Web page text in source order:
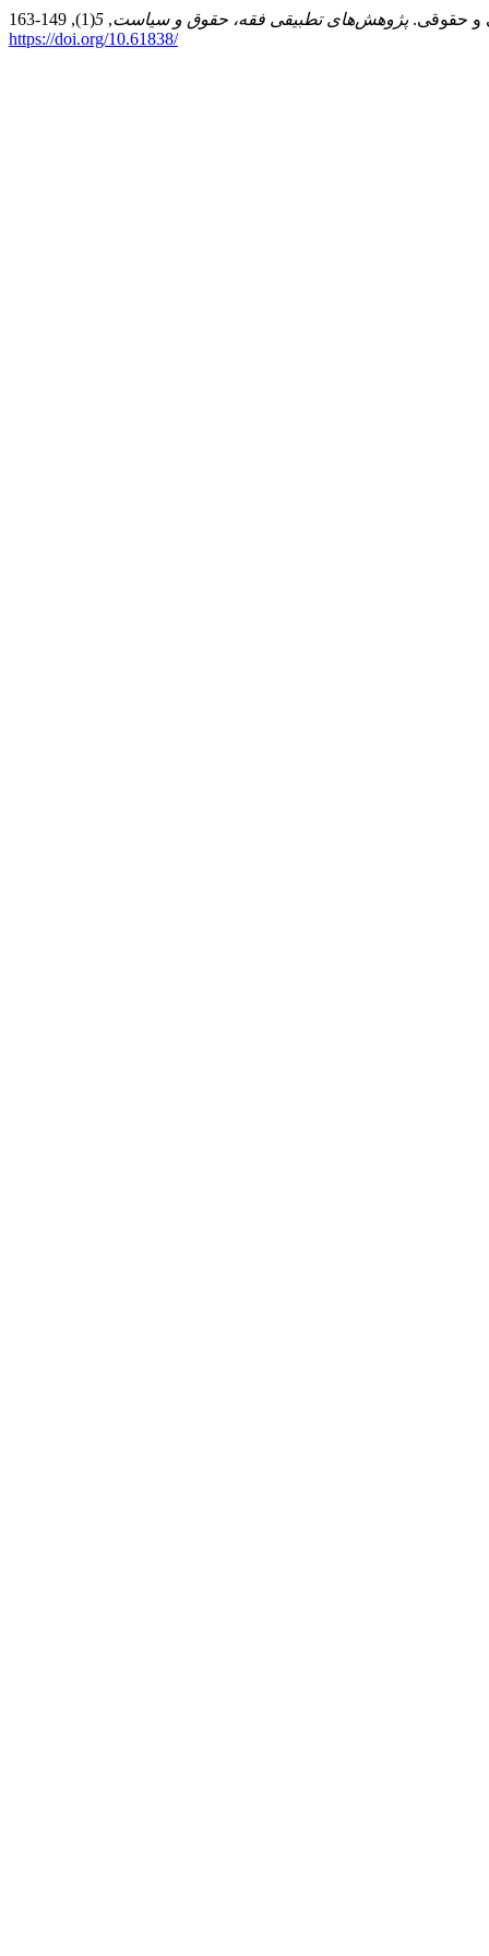
پژوهش‌های تطبیقی فقه، حقوق و سیاست,
5
https://doi.org/10.61838/